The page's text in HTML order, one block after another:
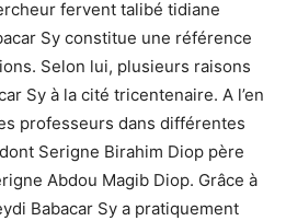
fervent talibé tidiane
Sy constitue une référence
Selon lui, plusieurs raisons
Sy à la cité tricentenaire. A l’en
professeurs dans différentes
Serigne Birahim Diop père
Abdou Magib Diop. Grâce à
Babacar Sy a pratiquement